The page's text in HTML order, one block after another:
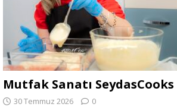
Mutfak Sanatı SeydasCooks
30 Temmuz 2026 0